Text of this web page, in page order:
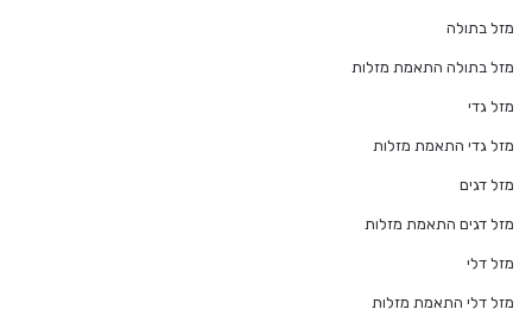
מזל בתולה
מזל בתולה התאמת מזלות
מזל גדי
מזל גדי התאמת מזלות
מזל דגים
מזל דגים התאמת מזלות
מזל דלי
מזל דלי התאמת מזלות